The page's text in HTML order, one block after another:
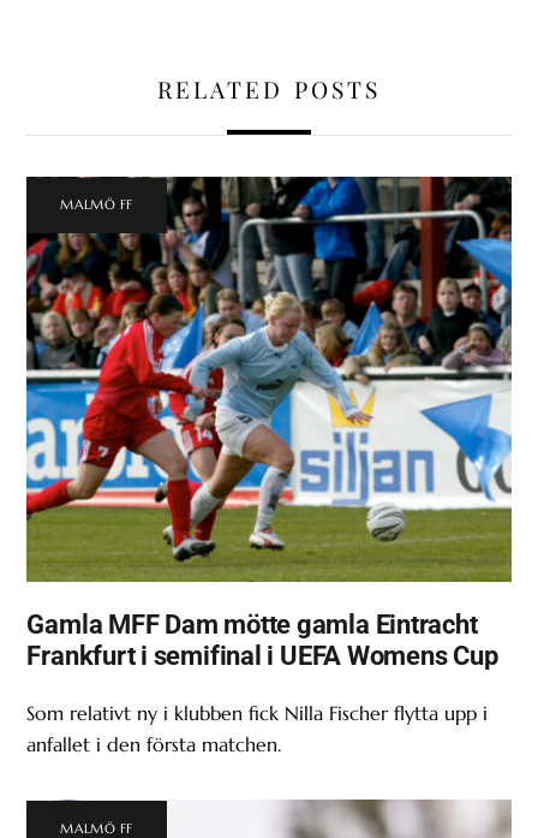
RELATED POSTS
MALMÖ FF
Gamla MFF Dam mötte gamla Eintracht
Frankfurt i semifinal i UEFA Womens Cup
Som relativt ny i klubben fick Nilla Fischer flytta upp i
anfallet i den första matchen.
MALMÖ FF